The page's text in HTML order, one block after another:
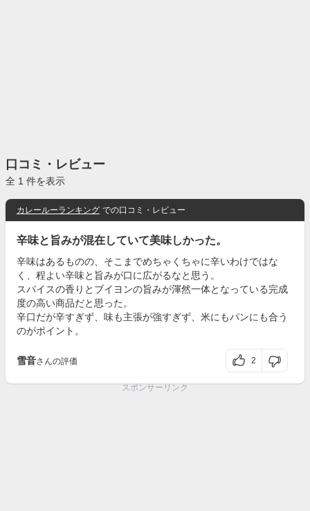
口コミ・レビュー
全 1 件を表示
カレールーランキング での口コミ・レビュー
辛味と旨みが混在していて美味しかった。
辛味はあるものの、そこまでめちゃくちゃに辛いわけではな
く、程よい辛味と旨みが口に広がるなと思う。
スパイスの香りとブイヨンの旨みが渾然一体となっている完成
度の高い商品だと思った。
辛口だが辛すぎず、味も主張が強すぎず、米にもパンにも合う
のがポイント。
雪音さんの評価 2
スポンサーリンク